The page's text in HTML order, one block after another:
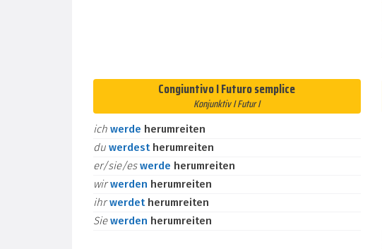
Congiuntivo I Futuro semplice
Konjunktiv I Futur I
ich werde herumreiten
du werdest herumreiten
er/sie/eswerde herumreiten
wirwerden herumreiten
ihrwerdet herumreiten
Siewerden herumreiten